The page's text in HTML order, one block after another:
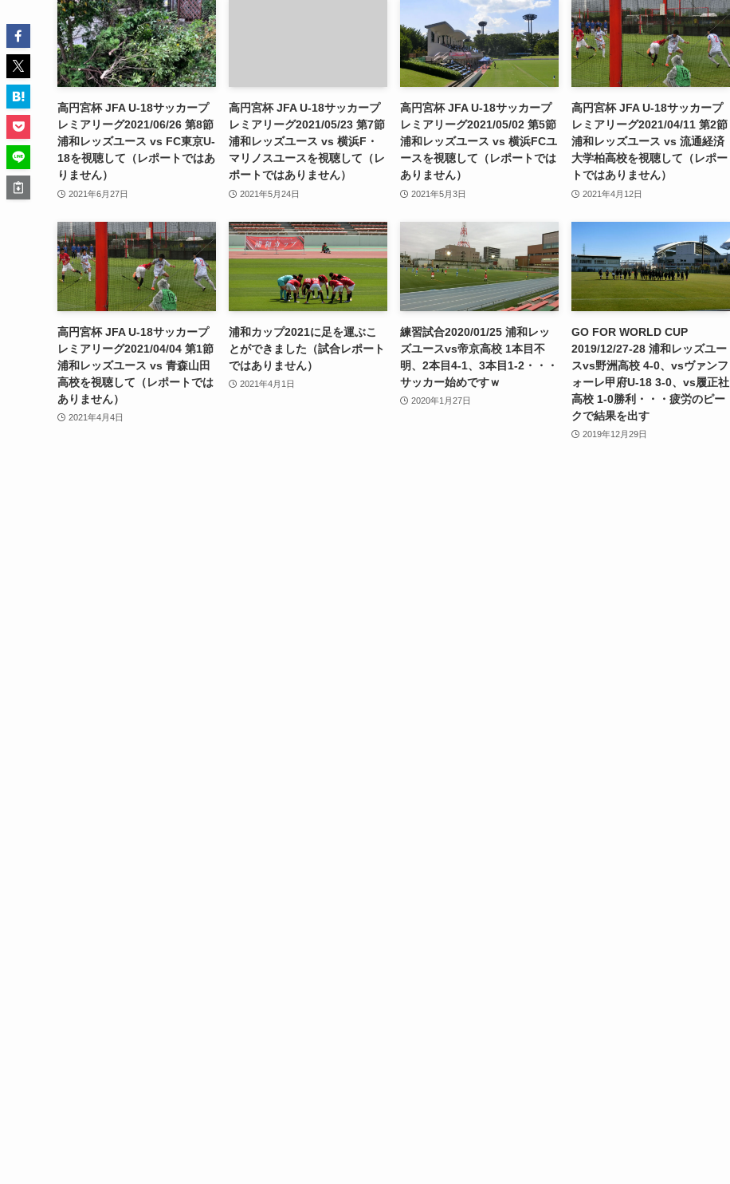
高円宮杯 JFA U-18サッカープ
レミアリーグ2021/06/26 第8節
浦和レッズユース vs FC東京U-
18を視聴して（レポートではあ
りません）
2021年6月27日
高円宮杯 JFA U-18サッカープ
レミアリーグ2021/05/23 第7節
浦和レッズユース vs 横浜F・
マリノスユースを視聴して（レ
ポートではありません）
2021年5月24日
高円宮杯 JFA U-18サッカープ
レミアリーグ2021/05/02 第5節
浦和レッズユース vs 横浜FCユ
ースを視聴して（レポートでは
ありません）
2021年5月3日
高円宮杯 JFA U-18サッカープ
レミアリーグ2021/04/11 第2節
浦和レッズユース vs 流通経済
大学柏高校を視聴して（レポー
トではありません）
2021年4月12日
高円宮杯 JFA U-18サッカープ
レミアリーグ2021/04/04 第1節
浦和レッズユース vs 青森山田
高校を視聴して（レポートでは
ありません）
2021年4月4日
浦和カップ2021に足を運ぶこ
とができました（試合レポート
ではありません）
2021年4月1日
練習試合2020/01/25 浦和レッ
ズユースvs帝京高校 1本目不
明、2本目4-1、3本目1-2・・・
サッカー始めですｗ
2020年1月27日
GO FOR WORLD CUP
2019/12/27-28 浦和レッズユー
スvs野洲高校 4-0、vsヴァンフ
ォーレ甲府U-18 3-0、vs履正社
高校 1-0勝利・・・疲労のピー
クで結果を出す
2019年12月29日